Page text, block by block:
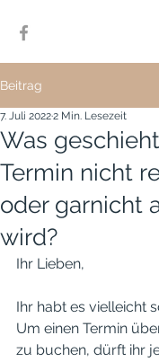
Beitrag
Was
Termin nicht
oder garnicht
wird?
7. Juli 20222 Min. Lesezeit
Ihr Lieben,
Ihr habt es vielleicht
Um einen Termin
zu buchen, dürft ihr